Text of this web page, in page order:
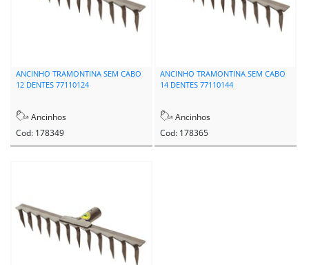
ANCINHO TRAMONTINA SEM CABO
12 DENTES 77110124
Ancinhos
Cod: 178349
ANCINHO TRAMONTINA SEM CABO
14 DENTES 77110144
Ancinhos
Cod: 178365